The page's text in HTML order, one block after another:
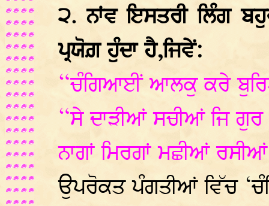
੨. ਨਾਂਵ ਇਸਤਰੀ ਲਿੰਗ
ਪ੍ਰਯੋਗ਼ ਹੁੰਦਾ ਹੈ,ਜਿਵੇਂ:
“ਚੰਗਿਆਈਂ ਆਲਕੁ ਕਰੇ
“ਸੇ ਦਾੜੀਆਂ ਸਚੀਆਂ ਜਿ
ਨਾਗਾਂ ਮਿਰਗਾਂ ਮਛੀਆਂ
ਉਪਰੋਕਤ ਪੰਗਤੀਆਂ ਵਿੱਚ